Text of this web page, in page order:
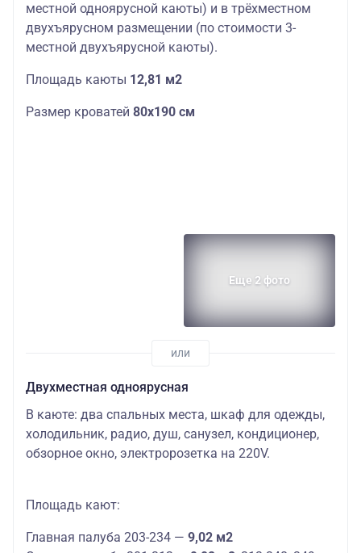
местной одноярусной каюты) и в трёхместном
двухъярусном размещении (по стоимости 3-
местной двухъярусной каюты).
Площадь каюты 12,81 м2
Размер кроватей 80х190 см
Еще 2 фото
Двухместная одноярусная
В каюте: два спальных места, шкаф для одежды,
холодильник, радио, душ, санузел, кондиционер,
обзорное окно, электророзетка на 220V.
Площадь кают:
Главная палуба 203-234 — 9,02 м2